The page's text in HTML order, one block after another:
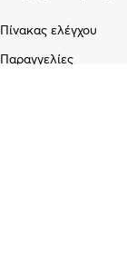
Πίνακας ελέγχου
Παραγγελίες